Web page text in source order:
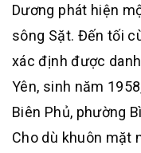
Dương phát hiện
sông Sặt. Đến tối
xác định được
Yên, sinh năm
Biên Phủ, phường
Cho dù khuôn mặt